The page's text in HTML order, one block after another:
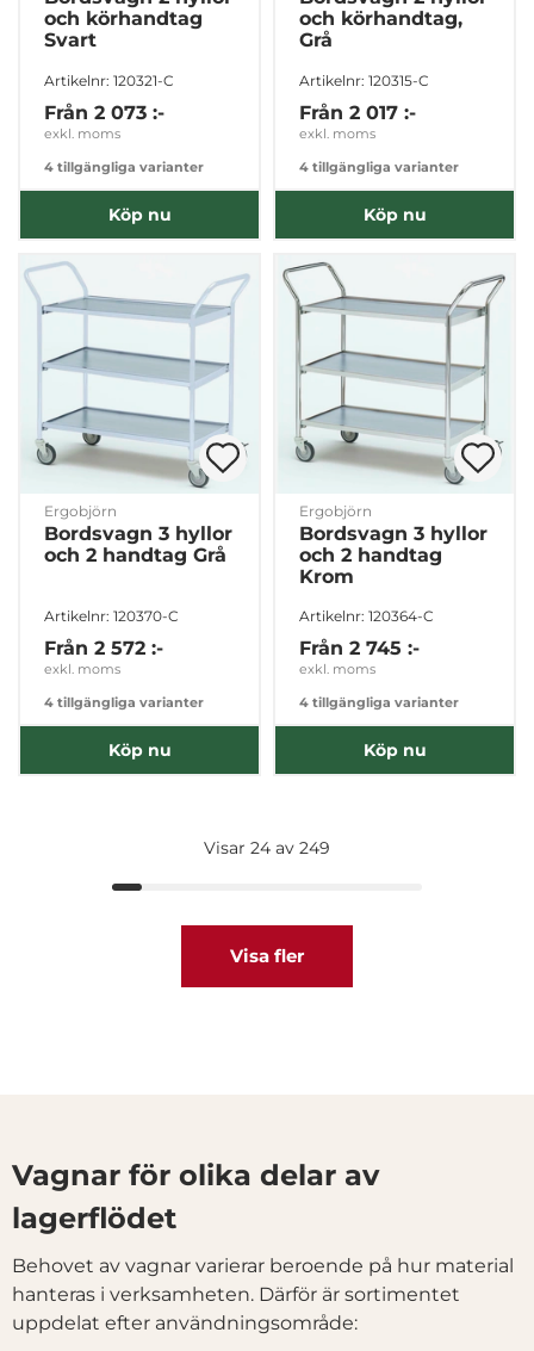
och körhandtag
Svart
Artikelnr: 120321-C
Från 2 073 :-
exkl. moms
4 tillgängliga varianter
Köp nu
och körhandtag,
Grå
Artikelnr: 120315-C
Från 2 017 :-
exkl. moms
4 tillgängliga varianter
Köp nu
Ergobjörn
Bordsvagn 3 hyllor
och 2 handtag Grå
Artikelnr: 120370-C
Från 2 572 :-
exkl. moms
4 tillgängliga varianter
Köp nu
Ergobjörn
Bordsvagn 3 hyllor
och 2 handtag
Krom
Artikelnr: 120364-C
Från 2 745 :-
exkl. moms
4 tillgängliga varianter
Köp nu
Visar 24 av 249
Visa fler
Vagnar för olika delar av
lagerflödet
Behovet av vagnar varierar beroende på hur material
hanteras i verksamheten. Därför är sortimentet
uppdelat efter användningsområde: